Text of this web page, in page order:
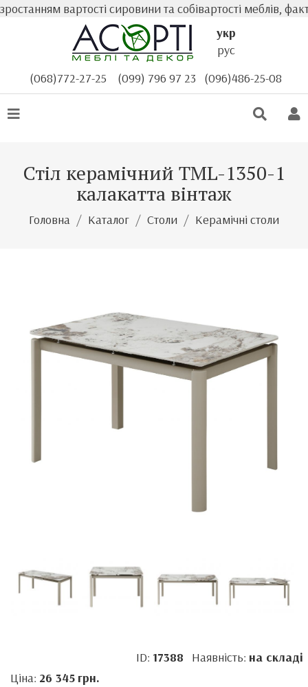
вартості сировини та собівартості меблів,
укр
рус
(068)772-27-25
(099) 796 97 23 (096)486-25-08
Стіл керамічний TML-1350-1
калакатта вінтаж
Головна Каталог Столи Керамічні столи
ID: 17388 Наявність: на складі
Ціна: 26 345 грн.